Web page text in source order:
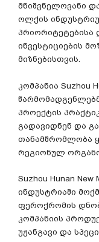
მნიშვნელოვანი
ოლქის
პრიორიტეტებისა
ინვესტიციების
მიზნებისთვის.
კომპანია Suzhou
პროექტის
გადავიდნენ და
თანამშრომლობა
რეგიონულ
Suzhou Hunan
ინდუსტრიაში
ფეროქრომის
კომპანიის
უჟანგავი და